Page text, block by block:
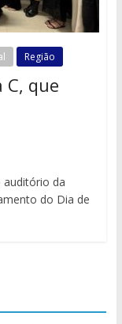
Região
que
auditório da
do Dia de